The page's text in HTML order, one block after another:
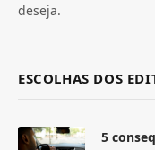
deseja.
ESCOLHAS DOS
5